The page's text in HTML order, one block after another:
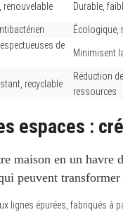
renouvelable Durable,
Écologique,
de
Minimisent
recyclable
Réduction
ressources
espaces :
maison en un havre
peuvent
lignes épurées, fabriqués